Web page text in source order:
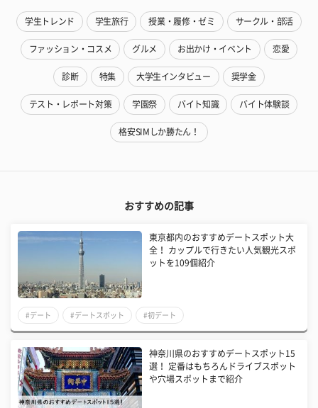
学生トレンド 学生旅行 授業・履修・ゼミ サークル・部活
ファッション・コスメ グルメ お出かけ・イベント 恋愛
診断 特集 大学生インタビュー 奨学金
テスト・レポート対策 学園祭 バイト知識 バイト体験談
格安SIMしか勝たん！
おすすめの記事
東京都内のおすすめデートスポット大
全！ カップルで行きたい人気観光スポ
ットを109個紹介
#デート #デートスポット #初デート
神奈川県のおすすめデートスポット15
選！ 定番はもちろんドライブスポット
や穴場スポットまで紹介